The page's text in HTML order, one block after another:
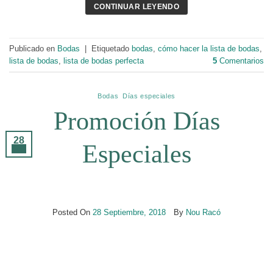
CONTINUAR LEYENDO
Publicado en Bodas | Etiquetado bodas cómo hacer la lista de bodas
lista de bodas lista de bodas perfecta 5 Comentarios
Bodas Días especiales
Promoción Días
Especiales
Posted On 28 Septiembre, 2018 By Nou Racó
28